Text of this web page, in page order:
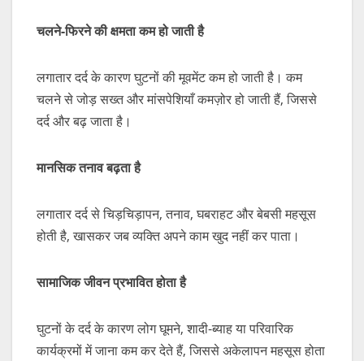
चलने-फिरनेकीक्षमताकमहोजातीहै
लगातार दर्द के कारण घुटनों की मूवमेंट कम हो जाती है। कम
चलने से जोड़ सख्त और मांसपेशियाँ कमज़ोर हो जाती हैं, जिससे
दर्द और बढ़ जाता है।
मानसिकतनावबढ़ताहै
लगातार दर्द से चिड़चिड़ापन, तनाव, घबराहट और बेबसी महसूस
होती है, खासकर जब व्यक्ति अपने काम खुद नहीं कर पाता।
सामाजिकजीवनप्रभावितहोताहै
घुटनों के दर्द के कारण लोग घूमने, शादी-ब्याह या परिवारिक
कार्यक्रमों में जाना कम कर देते हैं, जिससे अकेलापन महसूस होता